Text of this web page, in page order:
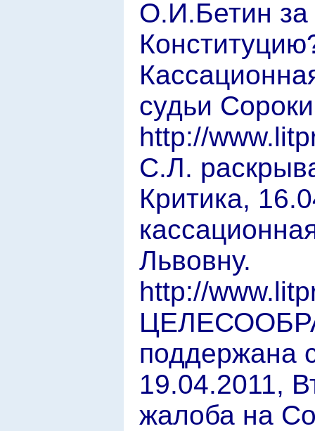
О.И.Бетин за
судьи
http://
С.Л.
Критика,
Львовну.
http://
поддержана
19.04.2011,
жалоба на